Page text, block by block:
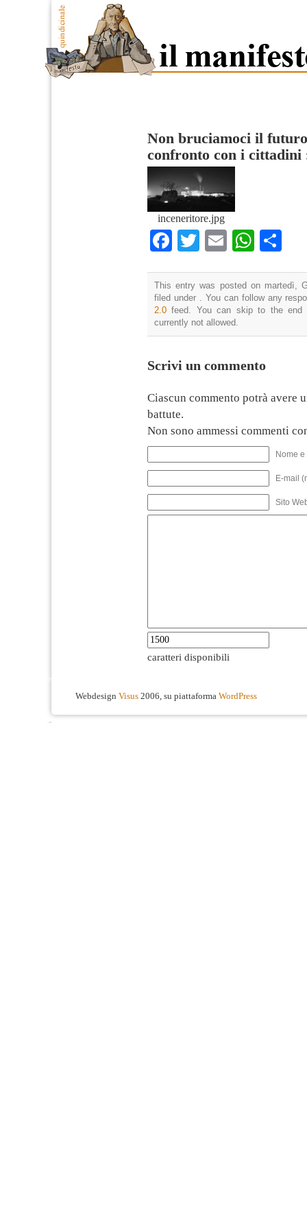
Non bruciamoci il
confronto con i cittadini
inceneritore.jpg
Facebook
TwitterEmail
This entry was posted on martedì,
filed under . You can follow any
2.0 feed. You can skip to the end
currently not allowed.
Scrivi un commento
Ciascun commento potrà avere
battute.
Non sono ammessi commenti
Nome
E-mail
Sito
caratteri disponibili
Webdesign Visus 2006, su piattaforma WordPress